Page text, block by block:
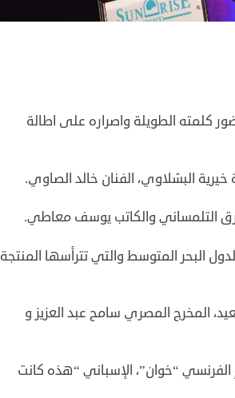
كلمته الطويلة واصراره على اطالة
البشلاوي، الفنان خالد الصاوي.
التلمساني والكاتب يوسف معاطي.
البحر المتوسط والتي تترأسها المنتجة
المخرج المصري سامح عبد العزيز و
لدول البحر المتوسط ١٣ فيلما وهم الفرنسي “خوان”، الإسباني “هذه كانت